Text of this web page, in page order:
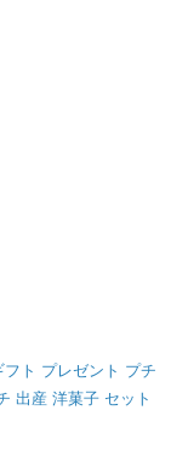
ト プレゼント プチ
出産 洋菓子 セット